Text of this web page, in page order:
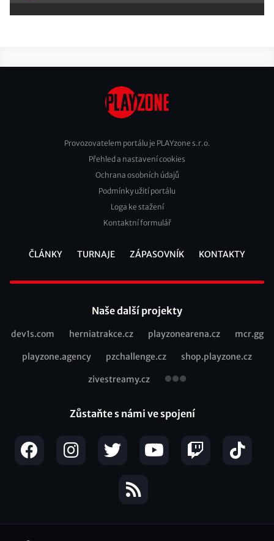
Footer
Provozovatelem portálu je PLAYzone s.r.o.
Přehled a nastavení cookies
Ochrana osobních údajů
Podmínky užití portálu
Loga ke stažení
Kontaktní formulář
ČLÁNKY TURNAJE ZÁPASOVNÍK KONTAKTY
Naše další projekty
Recommended
dev1s.com herniatrakce.cz playzonearena.cz mcr.gg
playzone.agency pzchallenge.cz shop.playzone.cz
zivestreamy.cz
Zůstaňte s námi ve spojení